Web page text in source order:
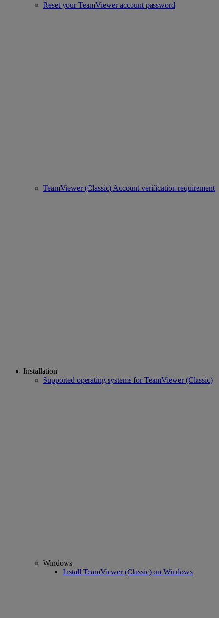
Reset your TeamViewer account password
TeamViewer (Classic) Account verification requirement
Installation
Supported operating systems for TeamViewer (Classic)
Windows
Install TeamViewer (Classic) on Windows